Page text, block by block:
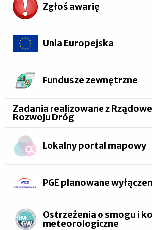
Zgłoś awarię
Unia Europejska
Fundusze zewnętrzne
Zadania realizowane z
Rozwoju Dróg
Lokalny portal mapowy
PGE planowane
Ostrzeżenia o smogu i
meteorologiczne